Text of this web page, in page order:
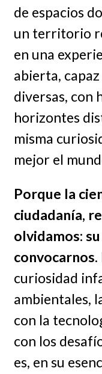
de espacios
un territorio
en una
abierta,
diversas, con
horizontes
misma
mejor el
Porque la
ciudadanía,
olvidamos:
convocarnos.
curiosidad
ambientales,
con la
con los
es, en su